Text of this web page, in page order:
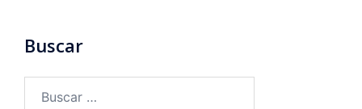
Buscar